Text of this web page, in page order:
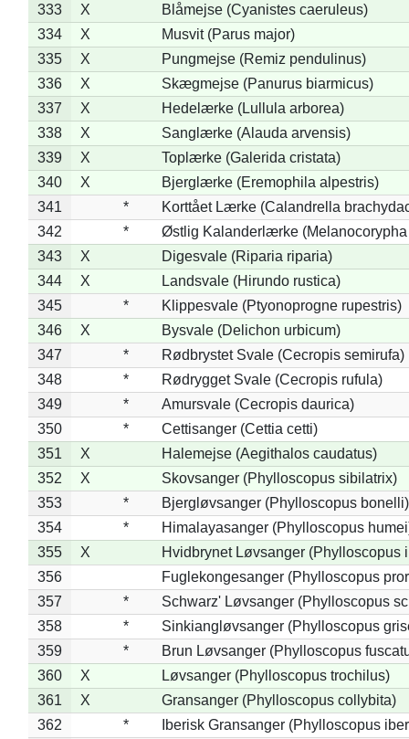
333
X
Blåmejse (Cyanistes caeruleus)
334
X
Musvit (Parus major)
335
X
Pungmejse (Remiz pendulinus)
336
X
Skægmejse (Panurus biarmicus)
337
X
Hedelærke (Lullula arborea)
338
X
Sanglærke (Alauda arvensis)
339
X
Toplærke (Galerida cristata)
340
X
Bjerglærke (Eremophila alpestris)
341
*
Korttået Lærke (Calandrella
342
*
Østlig Kalanderlærke (Melanocorypha
343
X
Digesvale (Riparia riparia)
344
X
Landsvale (Hirundo rustica)
345
*
Klippesvale (Ptyonoprogne rupestris)
346
X
Bysvale (Delichon urbicum)
347
*
Rødbrystet Svale (Cecropis semirufa)
348
*
Rødrygget Svale (Cecropis rufula)
349
*
Amursvale (Cecropis daurica)
350
*
Cettisanger (Cettia cetti)
351
X
Halemejse (Aegithalos caudatus)
352
X
Skovsanger (Phylloscopus sibilatrix)
353
*
Bjergløvsanger (Phylloscopus bonelli)
354
*
Himalayasanger (Phylloscopus
355
X
Hvidbrynet Løvsanger (Phylloscopus
356
Fuglekongesanger (Phylloscopus
357
*
Schwarz' Løvsanger (Phylloscopus
358
*
Sinkiangløvsanger (Phylloscopus
359
*
Brun Løvsanger (Phylloscopus
360
X
Løvsanger (Phylloscopus trochilus)
361
X
Gransanger (Phylloscopus collybita)
362
* Iberisk Gransanger (Phylloscopus